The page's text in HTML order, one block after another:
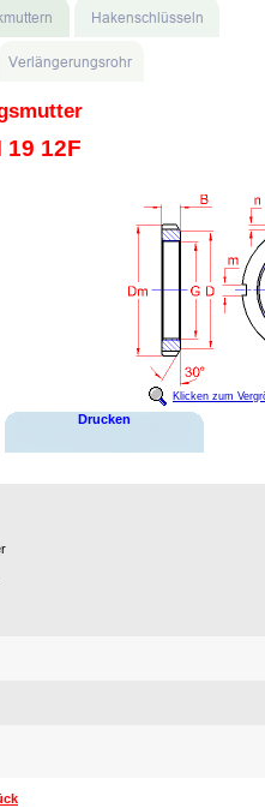
19 12F
Klicken zum
Drucken